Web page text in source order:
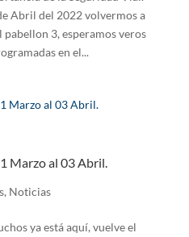
Abril del 2022 volvermos a
3, esperamos veros
en el...
Marzo al 03 Abril.
, Noticias
ya está aquí, vuelve el